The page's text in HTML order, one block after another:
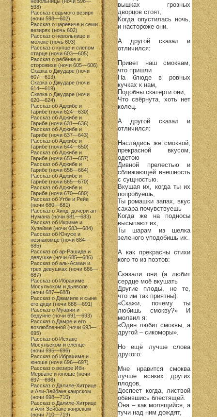
598)
Рассказ седьмого везиря
(ночи 598—602)
Рассказ о царевиче и семи
везирях (ночь 602)
Рассказ о невольнице и
молоке (ночь 603)
Рассказ о купце и слепом
старце (ночи 603—605)
Рассказ о ребёнке и
сторожихе (ночи 605—606)
Сказка о Джударе (ночи
607—613)
Сказка о Джударе (ночи
614—619)
Сказка о Джударе (ночи
620—624)
Рассказ об Аджибе и
Гарибе (ночи 624—630)
Рассказ об Аджибе и
Гарибе (ночи 631—636)
Рассказ об Аджибе и
Гарибе (ночи 637—643)
Рассказ об Аджибе и
Гарибе (ночи 644—650)
Рассказ об Аджибе и
Гарибе (ночи 651—657)
Рассказ об Аджибе и
Гарибе (ночи 658—664)
Рассказ об Аджибе и
Гарибе (ночи 665—670)
Рассказ об Аджибе и
Гарибе (ночи 670—680)
Рассказ об Утбе и Рейе
(ночи 680—681)
Рассказ о Хинд, дочери ан-
Нумана (ночи 681—683)
Рассказ об Икриме и
Хузейме (ночи 683—684)
Рассказ об Юнусе и
незнакомце (ночи 684—
685)
Рассказ об ар-Рашиде и
девушке (ночи 685—686)
Рассказ об аль-Асмаи и
трех девушках (ночи 686—
687)
Рассказ об Ибрахиме
Мосульском и дьяволе
(ночи 687—688)
Рассказ о Джамиле и сыне
его дяди (ночи 688—691)
Рассказ о Муавии и
бедуине (ночи 691—693)
Рассказ о Дамре и его
возлюбленной (ночи 693—
695)
Рассказ об Исхаке
Мосульском и слепце
(ночи 695—696)
Рассказ об Ибрахиме и
юноше (ночи 696—697)
Рассказ о везире Ибн
Мерване и юноше (ночи
697—698)
Рассказ о Далиле-Хитрице
и Али-Зейбаке каирском
(ночи 698—710)
Рассказ о Далиле-Хитрице
и Али-Зейбаке каирском
(ночи 710—719)
вышках грозных
дворцов стоят,
Когда опустилась ночь,
и настороже они.
А другой сказал и
отличился:
Привет наш смоквам,
что пришли
На блюде в ровных
кучках к нам,
Подобны скатерти они,
Что свёрнута, хоть нет
колец.
А другой сказал и
отличился:
Насладись же смоквой,
прекрасной вкусом,
одетою
Дивной прелестью и
сближающей внешность
с сущностью.
Вкушая их, когда ты их
попробуешь,
Ты ромашки запах, вкус
сахара почувствуешь
Когда же на подносы
высыпают их,
Ты шарам из шелка
зеленого уподобишь их.
А как прекрасны стихи
кого-то из поэтов:
Сказали они (а любит
сердце моё вкушать
Другие плоды, не те,
что им так приятны):
«Скажи, почему ты
любишь смокву?» И
молвил я:
«Один любит смоквы, а
другой – сикоморы».
Но ещё лучше слова
другого:
Мне нравится смоква
лучше всяких других
плодов,
Доспеет когда, листвой
обвившись блестящей.
Она – как молящийся, а
тучи над ним дождят,